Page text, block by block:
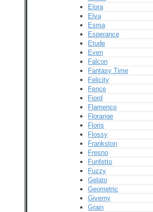
Elora
Elva
Esma
Esperance
Etude
Even
Falcon
Fantasy Time
Felicity
Fence
Fiord
Flamenco
Florange
Floris
Flossy
Frankston
Fresno
Funfetto
Fuzzy
Gelato
Geometric
Giverny
Grain